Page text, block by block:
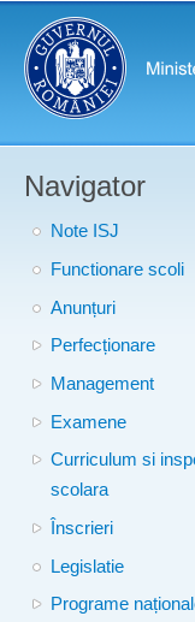
Meniu
Navigator
Note ISJ
Functionare scoli
Anunțuri
Perfecționare
Management
Examene
Curriculum si
scolara
Înscrieri
Legislatie
Programe